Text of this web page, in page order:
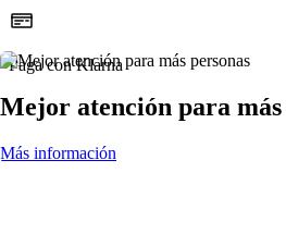
Paga con Klarna
Mejor atención para más
Más información